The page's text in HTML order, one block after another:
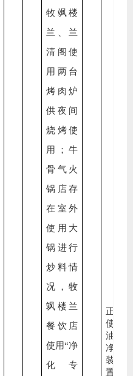
牧飒楼
兰、兰
清阁使
用两台
烤肉炉
供夜间
烧烤使
用；牛
骨气火
锅店存
在室外
使用大
锅进行
炒料情
况
，牧
飒楼兰
餐饮店
使用“净
化专
正确
使用
油烟
净化
装
置，